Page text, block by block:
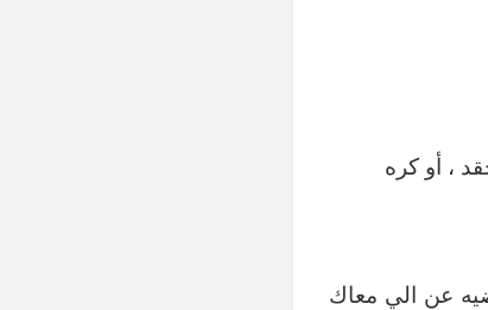
، أو كره
عن الي معاك